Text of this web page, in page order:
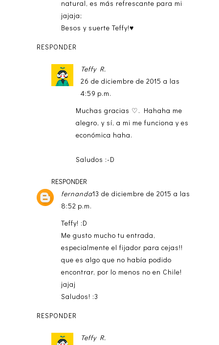
natural, es más refrescante para mi
jajaja;
Besos y suerte Teffy!♥
RESPONDER
Teffy R.
26 de diciembre de 2015 a las
4:59 p.m.
Muchas gracias ♡. Hahaha me
alegro, y sí, a mi me funciona y es
económica haha.
Saludos :-D
RESPONDER
fernanda13 de diciembre de 2015 a las
8:52 p.m.
Teffy! :D
Me gusto mucho tu entrada,
especialmente el fijador para cejas!!
que es algo que no había podido
encontrar, por lo menos no en Chile!
jajaj
Saludos! :3
RESPONDER
Teffy R.